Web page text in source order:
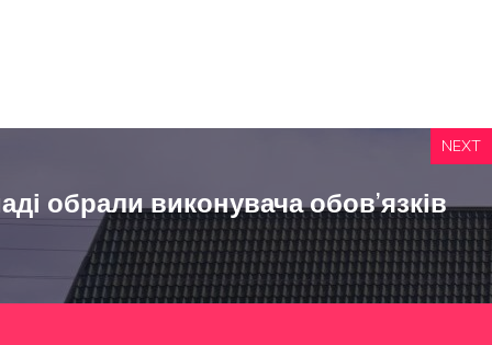
NEXT
обрали виконувача обов’язків